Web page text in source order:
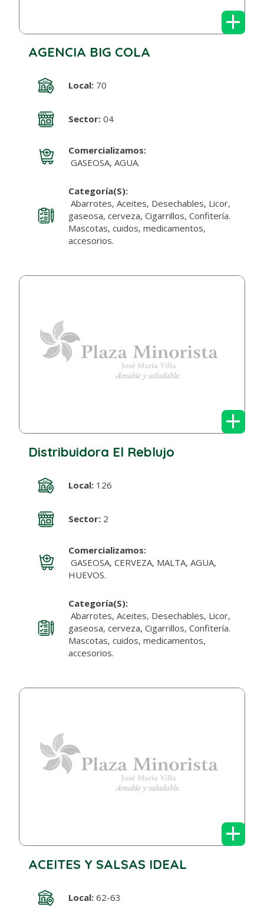
+
AGENCIA BIG COLA
Local:70
Sector:04
Comercializamos:
GASEOSA, AGUA.
Categoría(s):
Abarrotes, Aceites, Desechables, Licor,
gaseosa, cerveza, Cigarrillos, Confitería.
Mascotas, cuidos, medicamentos,
accesorios.
+
Distribuidora El Reblujo
Local:126
Sector:2
Comercializamos:
GASEOSA, CERVEZA, MALTA, AGUA,
HUEVOS.
Categoría(s):
Abarrotes, Aceites, Desechables, Licor,
gaseosa, cerveza, Cigarrillos, Confitería.
Mascotas, cuidos, medicamentos,
accesorios.
+
ACEITES Y SALSAS IDEAL
Local:62-63